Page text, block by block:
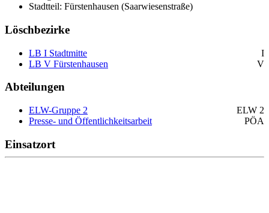
Stadtteil: Fürstenhausen (Saarwiesenstraße)
Löschbezirke
LB I Stadtmitte
I
LB V Fürstenhausen
V
Abteilungen
ELW-Gruppe 2
ELW 2
Presse- und Öffentlichkeitsarbeit
PÖA
Einsatzort